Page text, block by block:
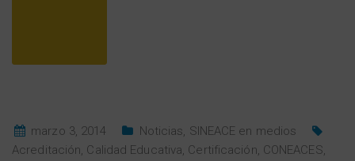
marzo 3, 2014 Noticias, SINEACE en medios
Acreditación, Calidad Educativa, Certificación, CONEACES,